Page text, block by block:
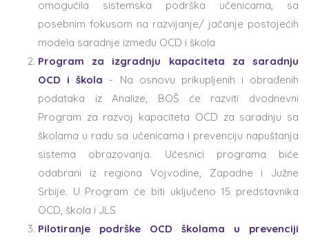
omogućila sistemska podrška učenicama, sa
posebnim fokusom na razvijanje/ jačanje postojećih
modela saradnje između OCD i škola
Program za izgradnju kapaciteta za saradnju
OCD i škola - Na osnovu prikupljenih i obrađenih
podataka iz Analize, BOŠ će razviti dvodnevni
Program za razvoj kapaciteta OCD za saradnju sa
školama u radu sa učenicama i prevenciju napuštanja
sistema obrazovanja. Učesnici programa biće
odabrani iz regiona Vojvodine, Zapadne i Južne
Srbije. U Program će biti uključeno 15 predstavnika
OCD, škola i JLS
Pilotiranje podrške OCD školama u prevenciji